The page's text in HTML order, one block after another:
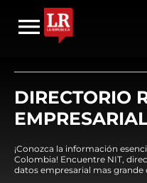
DIRECTORIO
¡Conozca la información
Colombia! Encuentre NIT,
datos empresarial mas grande